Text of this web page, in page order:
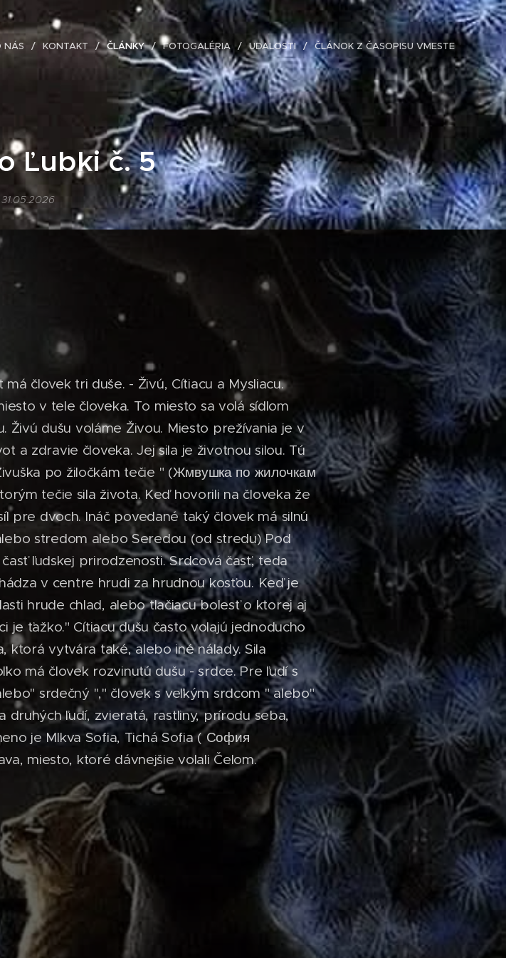
NÁS KONTAKT ČLÁNKY FOTOGALÉRIA UDALOSTI ČLÁNOK Z ČASOPISU VMESTE
Ľubki č. 5
31.05.2026
človek tri duše. - Živú, Cítiacu a Mysliacu.
v tele človeka. To miesto sa volá sídlom
Živú dušu voláme Živou. Miesto prežívania je v
a zdravie človeka. Jej sila je životnou silou. Tú
po žiločkám tečie " (Жмвушка по жилочкам
tečie sila života. Keď hovorili na človeka že
pre dvoch. Ináč povedané taký človek má silnú
stredom alebo Seredou (od stredu) Pod
ľudskej prirodzenosti. Srdcová časť, teda
v centre hrudi za hrudnou kosťou. Keď je
hrude chlad, alebo tlačiacu bolesť o ktorej aj
je ťažko." Cítiacu dušu často volajú jednoducho
ktorá vytvára také, alebo iné nálady. Sila
má človek rozvinutú dušu - srdce. Pre ľudí s
srdečný "," človek s veľkým srdcom " alebo"
druhých ľudí, zvieratá, rastliny, prírodu seba,
je Mlkva Sofia, Tichá Sofia ( София
miesto, ktoré dávnejšie volali Čelom.